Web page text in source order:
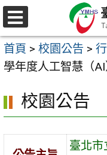
跳
至
主
要
容
區
選
單
首頁 > 校園公告 >
學年度人工智慧（
校園公告
臺北市